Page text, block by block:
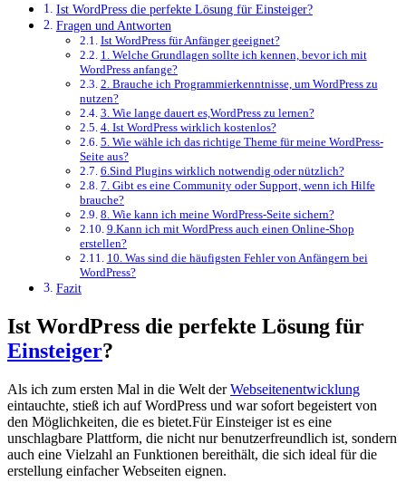
Ist WordPress die perfekte Lösung für Einsteiger?
Fragen und Antworten
Ist WordPress für Anfänger geeignet?
1. Welche Grundlagen sollte ich ⁢kennen, bevor ich mit
WordPress anfange?
2. Brauche ich Programmierkenntnisse, um WordPress‍ zu
⁤nutzen?
3. Wie lange dauert es,WordPress zu lernen?
4. ‌Ist WordPress wirklich kostenlos?
5. Wie wähle ich das richtige Theme für meine WordPress-
Seite aus?
6.Sind Plugins wirklich notwendig oder nützlich?
7. Gibt es⁢ eine Community oder Support, wenn ich Hilfe
brauche?
8. Wie kann ich meine WordPress-Seite ⁢sichern?
9.Kann ich mit WordPress auch einen Online-Shop
erstellen?
10. Was sind die häufigsten Fehler ⁤von Anfängern bei
WordPress?
Fazit
Ist WordPress die perfekte Lösung für
Einsteiger?
Als ich zum ersten Mal in die ⁢Welt derWebseitenentwicklung
eintauchte, stieß ich ⁣auf WordPress und war ​sofort begeistert von
den Möglichkeiten, die es bietet.Für Einsteiger ist es eine
unschlagbare Plattform, die nicht nur benutzerfreundlich ist, sondern
auch eine Vielzahl an Funktionen bereithält, die sich ideal für die
erstellung einfacher Webseiten ‌eignen.